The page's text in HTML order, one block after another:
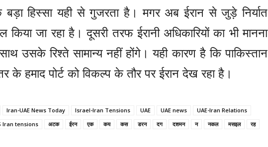
बड़ा हिस्सा यही से गुजरता है। मगर अब ईरान से जुड़े निर्यात
किया जा रहा है। दूसरी तरफ ईरानी अधिकारियों का भी मानना
उसके रिश्ते सामान्य नहीं होंगे। यही कारण है कि पाकिस्तान
हमाद पोर्ट को विकल्प के तौर पर ईरान देख रहा है।
Iran-UAE News Today Israel-Iran Tensions UAE UAE news
UAE-Iran Relations
Iran tensions अटक ईरन एक कय कस डरन दग दशमन न नकल मसइल
रह